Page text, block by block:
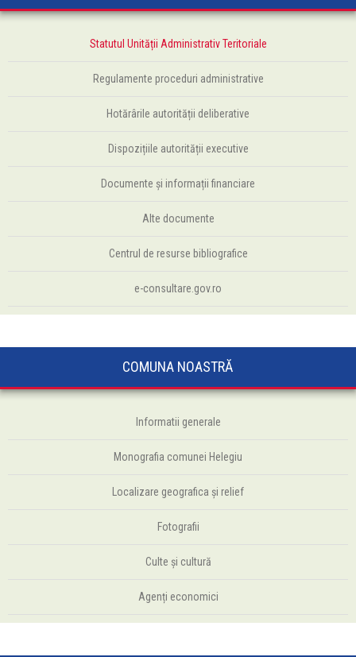
Statutul Unității Administrativ Teritoriale
Regulamente proceduri administrative
Hotărârile autorității deliberative
Dispozițiile autorității executive
Documente și informații financiare
Alte documente
Centrul de resurse bibliografice
e-consultare.gov.ro
COMUNA NOASTRĂ
Informatii generale
Monografia comunei Helegiu
Localizare geografica și relief
Fotografii
Culte şi cultură
Agenți economici